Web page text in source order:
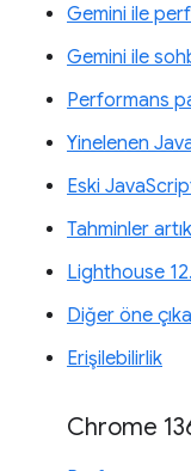
Gemini ile
Gemini ile
Performans
Yinelenen
Eski
Tahminler
Lighthouse
Diğer öne
Erişilebilirlik
Chrome